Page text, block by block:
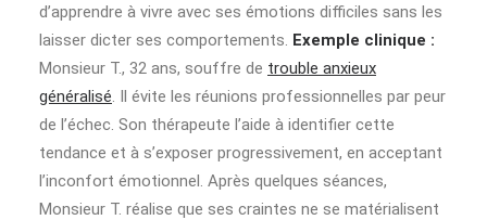
d’apprendre à vivre avec ses émotions difficiles sans les
laisser dicter ses comportements. Exemple clinique :
Monsieur T., 32 ans, souffre de trouble anxieux
généralisé. Il évite les réunions professionnelles par peur
de l’échec. Son thérapeute l’aide à identifier cette
tendance et à s’exposer progressivement, en acceptant
l’inconfort émotionnel. Après quelques séances,
Monsieur T. réalise que ses craintes ne se matérialisent